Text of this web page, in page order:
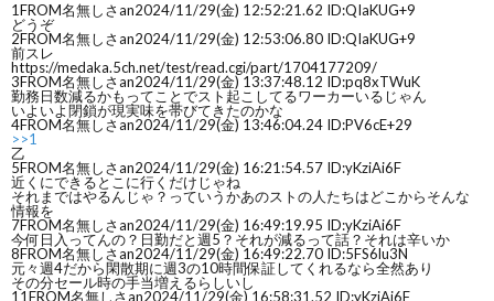
転
み
1FROM名無しさan2024/11/29(金) 12:52:21.62 ID:QIaKUG+9
どうぞ
2FROM名無しさan2024/11/29(金) 12:53:06.80 ID:QIaKUG+9
前スレ
https://medaka.5ch.net/test/read.cgi/part/1704177209/
3FROM名無しさan2024/11/29(金) 13:37:48.12 ID:pq8xTWuK
勤務日数減るかもってことでスト起こしてるワーカーいるじゃん
いよいよ閉鎖が現実味を帯びてきたのかな
4FROM名無しさan2024/11/29(金) 13:46:04.24 ID:PV6cE+29
>>1
乙
5FROM名無しさan2024/11/29(金) 16:21:54.57 ID:yKziAi6F
近くにできるとこに行くだけじゃね
それまではやるんじゃ？っていうかあのストの人たちはどこからそんな
情報を
7FROM名無しさan2024/11/29(金) 16:49:19.95 ID:yKziAi6F
今何日入ってんの？日勤だと週5？それが減るって話？それは辛いか
8FROM名無しさan2024/11/29(金) 16:49:22.70 ID:5FS6lu3N
元々週4だから閑散期に週3の10時間保証してくれるなら全然あり
その分セール時の手当増えるらしいし
11FROM名無しさan2024/11/29(金) 16:58:31.52 ID:yKziAi6F